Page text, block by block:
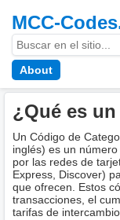
MCC-
About
¿Qué es
Un Código de
inglés) es un
por las redes de
Express, Discover)
que ofrecen. Estos
transacciones, el
tarifas de intercambio.